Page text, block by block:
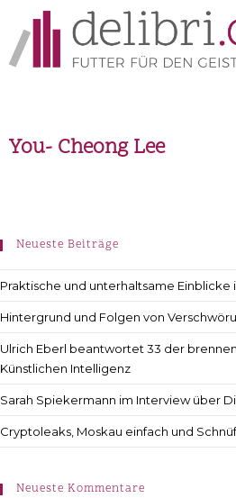
You- Cheong Lee
Neueste Beiträge
Praktische und unterhaltsame Einblicke
Hintergrund und Folgen von
Ulrich Eberl beantwortet 33 der
Künstlichen Intelligenz
Sarah Spiekermann im Interview über
Cryptoleaks, Moskau einfach und
Neueste Kommentare